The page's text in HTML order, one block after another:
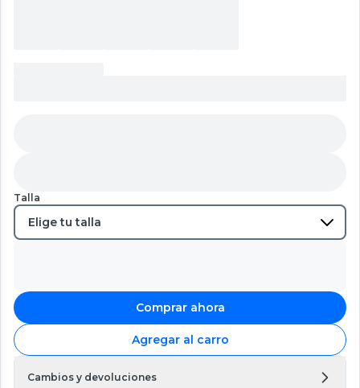
Talla
Comprar ahora
Agregar al carro
Cambios y devoluciones